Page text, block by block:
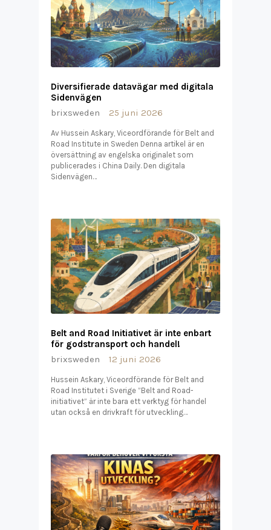
Diversifierade datavägar med digitala
Sidenvägen
brixsweden
25 juni 2026
Av Hussein Askary, Viceordförande för Belt and
Road Institute in Sweden Denna artikel är en
översättning av engelska originalet som
publicerades i China Daily. Den digitala
Sidenvägen…
Belt and Road Initiativet är inte enbart
för godstransport och handel!
brixsweden
12 juni 2026
Hussein Askary, Viceordförande för Belt and
Road Institutet i Sverige ”Belt and Road-
initiativet” är inte bara ett verktyg för handel
utan också en drivkraft för utveckling…